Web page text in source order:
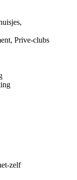
Prive-clubs
zelf